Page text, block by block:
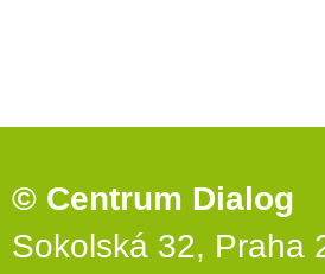
© Centrum Dialog
Sokolská 32, Praha